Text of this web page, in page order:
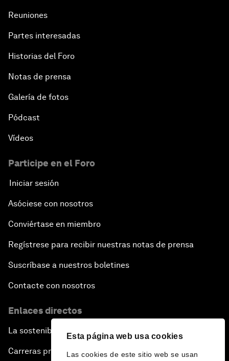
Esta página web usa cookies
Las cookies de este sitio web se usan
Reuniones
Partes interesadas
Historias del Foro
Notas de prensa
Galería de fotos
Pódcast
Vídeos
Participe en el Foro
Iniciar sesión
Asóciese con nosotros
Conviértase en miembro
Regístrese para recibir nuestras notas de prensa
Suscríbase a nuestros boletines
Contacte con nosotros
Enlaces directos
La sostenibilidad en el Foro
Carreras profesionales